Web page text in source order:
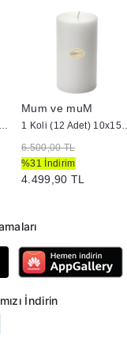
1 Koli (24 Adet) 7x15 cm Silindir Mum Beyaz
Mum ve muM
1 Koli (12 Adet)
6.500,00 TL
%31 İndirim
4.499,90 TL
İndirin